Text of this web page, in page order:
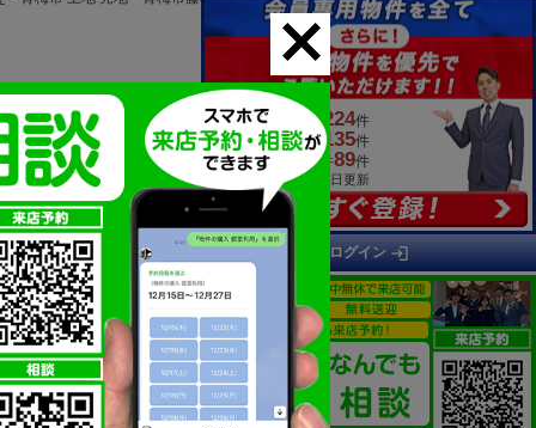
close
地をご用意しました。
物件番号：MAE001603
掲載物件 224件
会員専用物件135件
一般公開物件89件
2026年08月09日更新
ログイン login